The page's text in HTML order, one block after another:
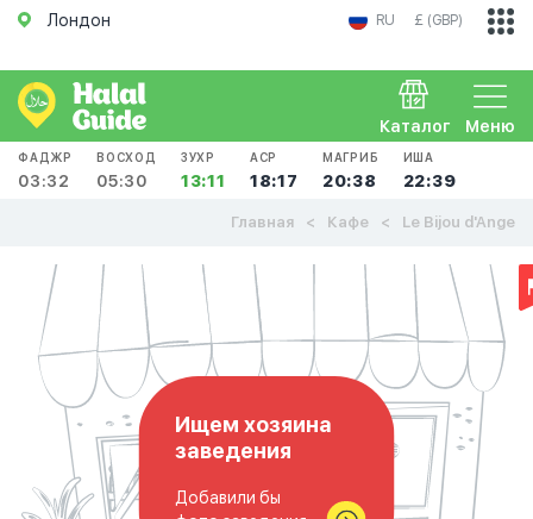
Лондон RU £ (GBP)
Меню
Каталог
ФАДЖР
03:32
ВОСХОД
05:30
ЗУХР
13:11
АСР
18:17
МАГРИБ
20:38
ИША
22:39
Главная Кафе Le Bijou d'Ange
Ищем хозяина
заведения
Добавили бы